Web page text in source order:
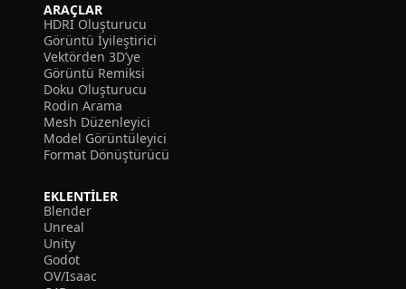
ARAÇLAR
HDRI Oluşturucu
Görüntü İyileştirici
Vektörden 3D’ye
Görüntü Remiksi
Doku Oluşturucu
Rodin Arama
Mesh Düzenleyici
Model Görüntüleyici
Format Dönüştürücü
EKLENTILER
Blender
Unreal
Unity
Godot
OV/Isaac